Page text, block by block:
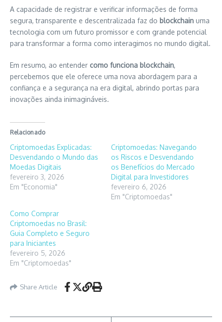
A capacidade de registrar e verificar informações de forma
segura, transparente e descentralizada faz do blockchain uma
tecnologia com um futuro promissor e com grande potencial
para transformar a forma como interagimos no mundo digital.
Em resumo, ao entender como funciona blockchain,
percebemos que ele oferece uma nova abordagem para a
confiança e a segurança na era digital, abrindo portas para
inovações ainda inimagináveis.
Relacionado
Criptomoedas Explicadas:
Desvendando o Mundo das
Moedas Digitais
fevereiro 3, 2026
Em "Economia"
Criptomoedas: Navegando
os Riscos e Desvendando
os Benefícios do Mercado
Digital para Investidores
fevereiro 6, 2026
Em "Criptomoedas"
Como Comprar
Criptomoedas no Brasil:
Guia Completo e Seguro
para Iniciantes
fevereiro 5, 2026
Em "Criptomoedas"
Share Article